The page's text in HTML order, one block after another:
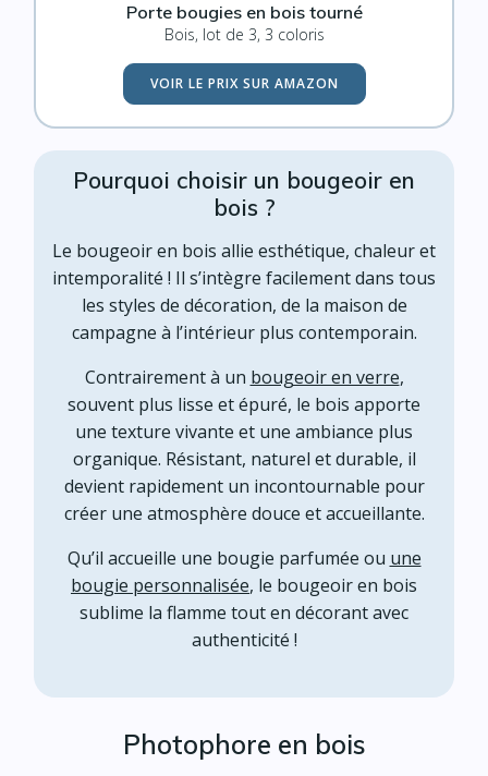
Porte bougies en bois tourné
Bois, lot de 3, 3 coloris
VOIR LE PRIX SUR AMAZON
Pourquoi choisir un bougeoir en
bois ?
Le bougeoir en bois allie esthétique, chaleur et
intemporalité ! Il s’intègre facilement dans tous
les styles de décoration, de la maison de
campagne à l’intérieur plus contemporain.
Contrairement à un bougeoir en verre,
souvent plus lisse et épuré, le bois apporte
une texture vivante et une ambiance plus
organique. Résistant, naturel et durable, il
devient rapidement un incontournable pour
créer une atmosphère douce et accueillante.
Qu’il accueille une bougie parfumée ou une
bougie personnalisée, le bougeoir en bois
sublime la flamme tout en décorant avec
authenticité !
Photophore en bois